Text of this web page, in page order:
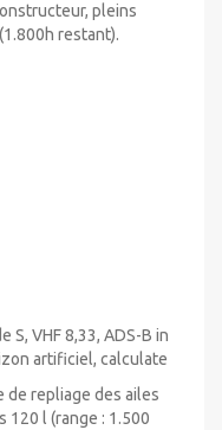
pleins
restant).
S, VHF 8,33, ADS-B in
artificiel, calculate
de repliage des ailes
120 l (range : 1.500